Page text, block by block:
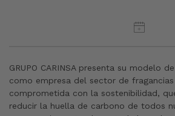
GRUPO CARINSA presenta su modelo
como empresa del sector de
comprometida con la sostenibilidad,
reducir la huella de carbono de todos